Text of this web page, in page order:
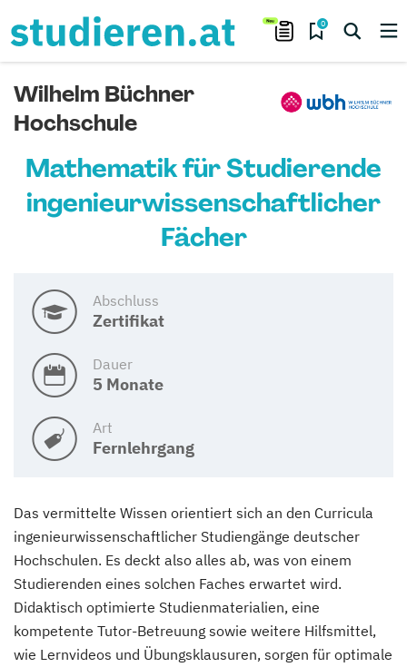
0
Wilhelm Büchner
Hochschule
Mathematik für Studierende
ingenieurwissenschaftlicher
Fächer
Abschluss
Zertifikat
Dauer
5 Monate
Art
Fernlehrgang
Das vermittelte Wissen orientiert sich an den Curricula
ingenieurwissenschaftlicher Studiengänge deutscher
Hochschulen. Es deckt also alles ab, was von einem
Studierenden eines solchen Faches erwartet wird.
Didaktisch optimierte Studienmaterialien, eine
kompetente Tutor-Betreuung sowie weitere Hilfsmittel,
wie Lernvideos und Übungsklausuren, sorgen für optimale